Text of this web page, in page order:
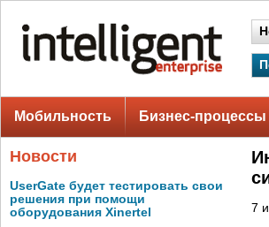
Мобильность Бизнес-процессы
Новости
UserGate будет тестировать свои
решения при помощи
оборудования Xinertel
7